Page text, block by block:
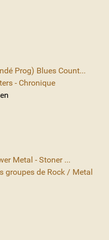
Prog) Blues Count...
- Chronique
Metal - Stoner ...
groupes de Rock / Metal